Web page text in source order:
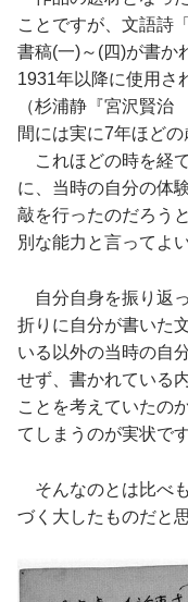
ことですが、文語詩
書稿(一)～(四)が書か
1931年以降に使用さ
（杉浦静『宮沢賢
間には実に7年ほどの
これほどの時を経
に、当時の自分の体
敲を行ったのだろう
別な能力と言ってよ
自分自身を振り返
折りに自分が書いた
いる以外の当時の自
せず、書かれている
ことを考えていたの
てしまうのが実状です
そんなのとは比べ
づく大したものだと